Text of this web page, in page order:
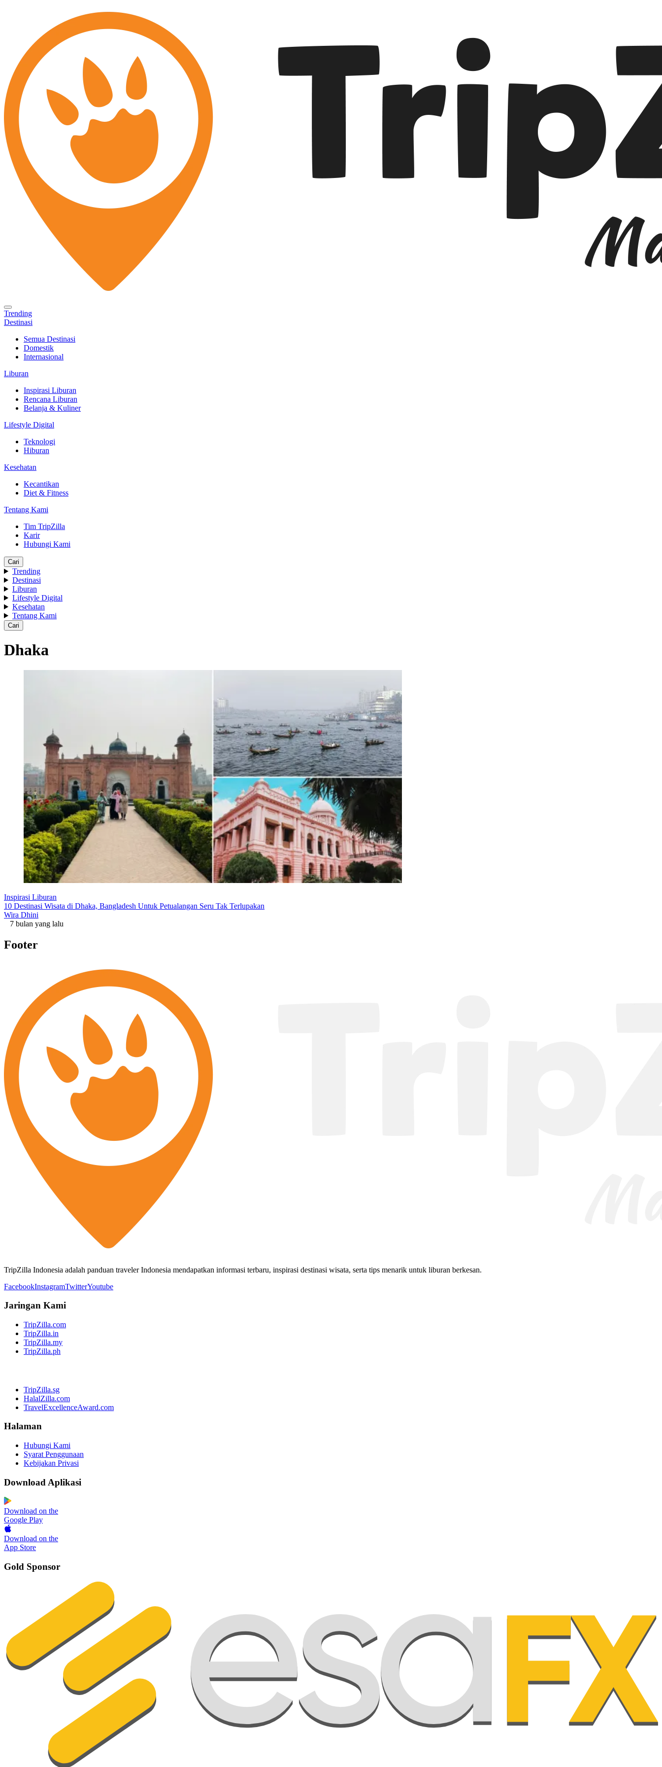
Trending
Destinasi
Semua Destinasi
Domestik
Internasional
Liburan
Inspirasi Liburan
Rencana Liburan
Belanja & Kuliner
Lifestyle Digital
Teknologi
Hiburan
Kesehatan
Kecantikan
Diet & Fitness
Tentang Kami
Tim TripZilla
Karir
Hubungi Kami
Cari
Trending
Destinasi
Liburan
Lifestyle Digital
Kesehatan
Tentang Kami
Cari
Dhaka
Inspirasi Liburan
10 Destinasi Wisata di Dhaka, Bangladesh Untuk Petualangan Seru Tak Terlupakan
Wira Dhini
7 bulan yang lalu
Footer
TripZilla Indonesia adalah panduan traveler Indonesia mendapatkan informasi terbaru, inspirasi destinasi wisata, serta tips menarik untuk liburan berkesan.
FacebookInstagramTwitterYoutube
Jaringan Kami
TripZilla.com
TripZilla.in
TripZilla.my
TripZilla.ph
TripZilla.sg
HalalZilla.com
TravelExcellenceAward.com
Halaman
Hubungi Kami
Syarat Penggunaan
Kebijakan Privasi
Download Aplikasi
Download on the
Google Play
Download on the
App Store
Gold Sponsor